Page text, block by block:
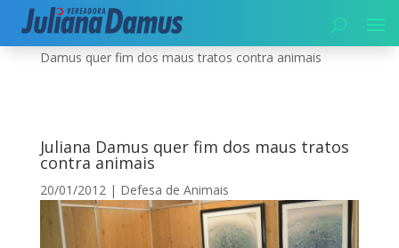
Início|Meio Ambiente|
Juliana
Damus quer fim dos maus tratos contra animais
Juliana Damus quer fim dos maus tratos
contra animais
20/01/2012| Defesa de Animais